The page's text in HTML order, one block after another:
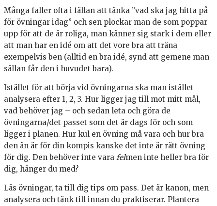
Många faller ofta i fällan att tänka ”vad ska jag hitta på
för övningar idag” och sen plockar man de som poppar
upp för att de är roliga, man känner sig stark i dem eller
att man har en idé om att det vore bra att träna
exempelvis ben (alltid en bra idé, synd att gemene man
sällan får den i huvudet bara).
Istället för att börja vid övningarna ska man istället
analysera efter 1, 2, 3. Hur ligger jag till mot mitt mål,
vad behöver jag – och sedan leta och göra de
övningarna/det passet som det är dags för och som
ligger i planen. Hur kul en övning må vara och hur bra
den än är för din kompis kanske det inte är rätt övning
för dig. Den behöver inte vara felmen inte heller bra för
dig, hänger du med?
Läs övningar, ta till dig tips om pass. Det är kanon, men
analysera och tänk till innan du praktiserar. Plantera